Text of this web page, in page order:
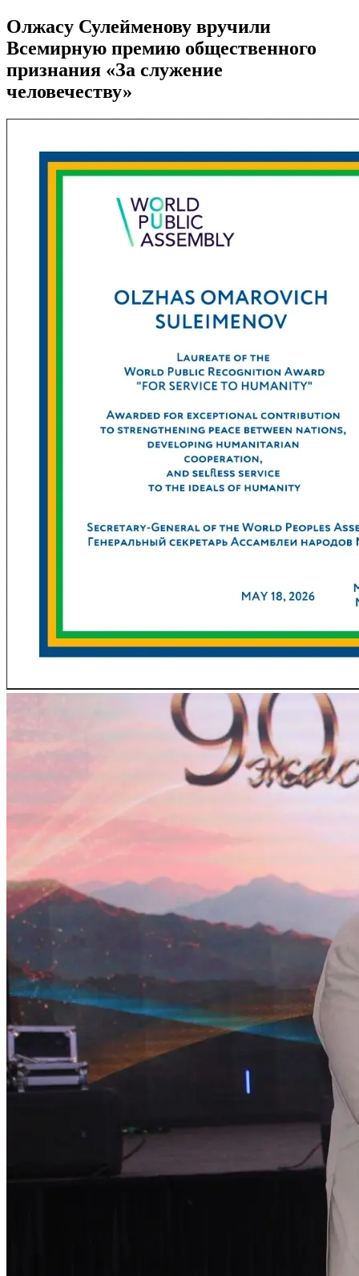
Олжасу Сулейменову вручили
Всемирную премию общественного
признания «За служение
человечеству»